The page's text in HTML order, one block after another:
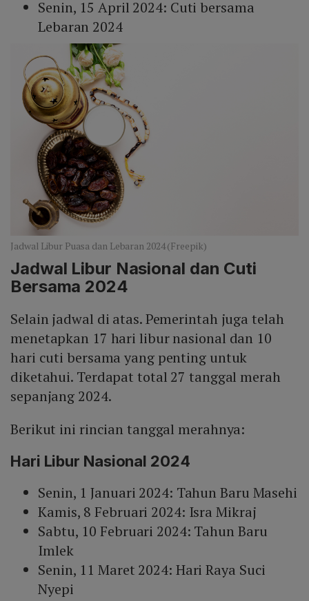
Senin, 15 April 2024: Cuti bersama
Lebaran 2024
Jadwal Libur Puasa dan Lebaran 2024 (Freepik)
Jadwal Libur Nasional dan Cuti
Bersama 2024
Selain jadwal di atas. Pemerintah juga telah
menetapkan 17 hari libur nasional dan 10
hari cuti bersama yang penting untuk
diketahui. Terdapat total 27 tanggal merah
sepanjang 2024.
Berikut ini rincian tanggal merahnya:
Hari Libur Nasional 2024
Senin, 1 Januari 2024: Tahun Baru Masehi
Kamis, 8 Februari 2024: Isra Mikraj
Sabtu, 10 Februari 2024: Tahun Baru
Imlek
Senin, 11 Maret 2024: Hari Raya Suci
Nyepi